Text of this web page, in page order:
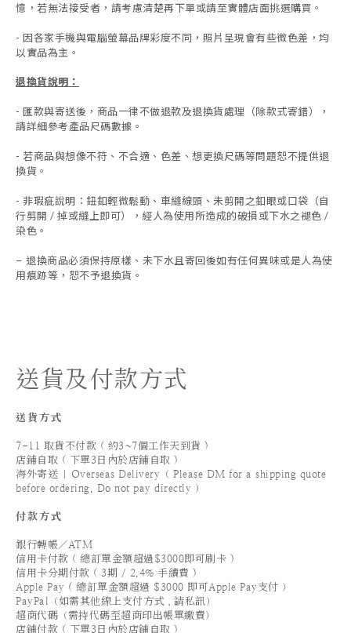
憶，若無法接受者，請考慮清楚再下單或請至實體店面挑選購買。
- 因各家手機與電腦螢幕品牌彩度不同，照片呈現會有些微色差，均
以實品為主。
退換貨說明：
- 匯款與寄送後，商品一律不做退款及退換貨處理（除款式寄錯），
請詳細參考產品尺碼數據 。
- 若商品與想像不符、不合適、色差、想更換尺碼等問題恕不提供退
換貨。
- 非瑕疵說明：鈕釦輕微鬆動、車縫線頭、未剪開之釦眼或口袋（自
行剪開 / 掉或縫上即可），經人為使用所造成的破損或下水之褪色 /
染色。
- 退換商品必須保持原樣、未下水且寄回後如有任何異味或是人為使
用痕跡等 ， 恕不予退換貨。
送貨及付款方式
送貨方式
7-11 取貨不付款 ( 約3~7個工作天到貨 )
店鋪自取 ( 下單3日內於店鋪自取 )
海外寄送 | Overseas Delivery（ Please DM for a shipping quote
before ordering. Do not pay directly ）
付款方式
銀行轉帳／ATM
信用卡付款 ( 總訂單金額超過$3000即可刷卡 )
信用卡分期付款 ( 3期 / 2.4% 手續費 )
Apple Pay ( 總訂單金額超過 $3000 即可Apple Pay支付 ）
PayPal（如需其他線上支付方式，請私訊）
超商代碼（需持代碼至超商印出帳單繳費）
店鋪付款 ( 下單3日內於店鋪自取 )